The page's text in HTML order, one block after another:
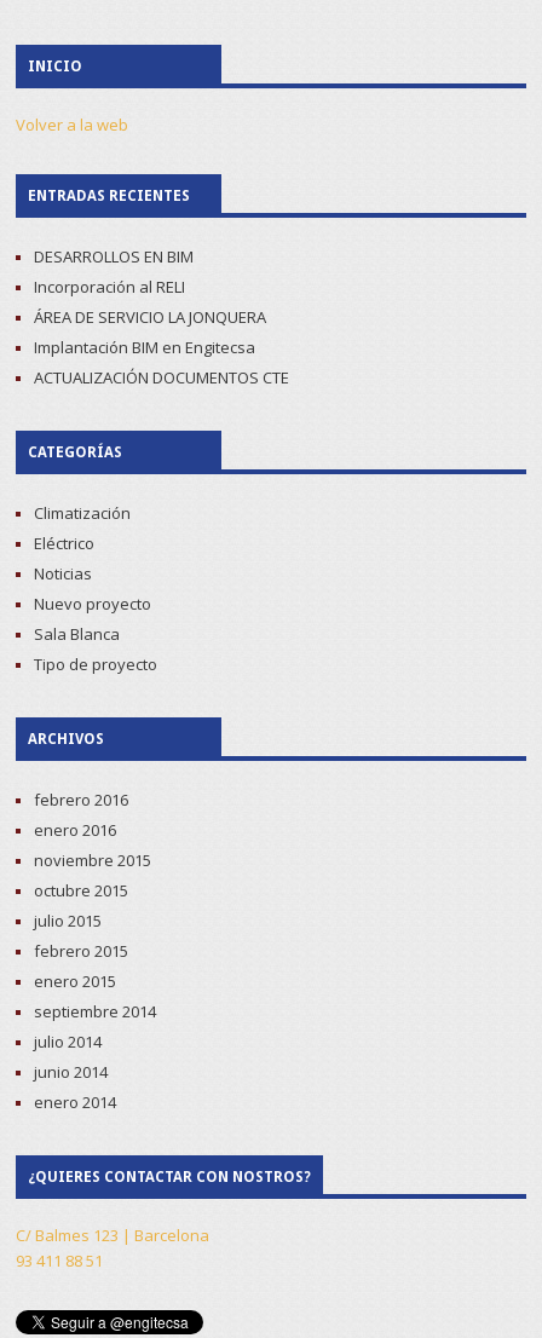
INICIO
Volver a la web
ENTRADAS RECIENTES
DESARROLLOS EN BIM
Incorporación al RELI
ÁREA DE SERVICIO LA JONQUERA
Implantación BIM en Engitecsa
ACTUALIZACIÓN DOCUMENTOS CTE
CATEGORÍAS
Climatización
Eléctrico
Noticias
Nuevo proyecto
Sala Blanca
Tipo de proyecto
ARCHIVOS
febrero 2016
enero 2016
noviembre 2015
octubre 2015
julio 2015
febrero 2015
enero 2015
septiembre 2014
julio 2014
junio 2014
enero 2014
¿QUIERES CONTACTAR CON NOSTROS?
C/ Balmes 123 | Barcelona
93 411 88 51